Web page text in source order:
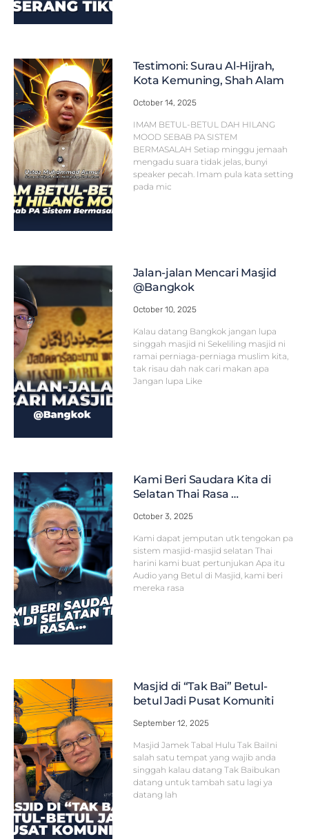
Testimoni: Surau Al-Hijrah,
Kota Kemuning, Shah Alam
October 14, 2025
IMAM BETUL-BETUL DAH HILANG
MOOD SEBAB PA SISTEM
BERMASALAH Setiap minggu jemaah
mengadu suara tidak jelas, bunyi
speaker pecah. Imam pula kata setting
pada mic
Jalan-jalan Mencari Masjid
@Bangkok
October 10, 2025
Kalau datang Bangkok jangan lupa
singgah masjid ni Sekeliling masjid ni
ramai perniaga-perniaga muslim kita,
tak risau dah nak cari makan apa
Jangan lupa Like
Kami Beri Saudara Kita di
Selatan Thai Rasa …
October 3, 2025
Kami dapat jemputan utk tengokan pa
sistem masjid-masjid selatan Thai
harini kami buat pertunjukan Apa itu
Audio yang Betul di Masjid, kami beri
mereka rasa
Masjid di “Tak Bai” Betul-
betul Jadi Pusat Komuniti
September 12, 2025
Masjid Jamek Tabal Hulu Tak BaiIni
salah satu tempat yang wajib anda
singgah kalau datang Tak Baibukan
datang untuk tambah satu lagi ya
datang lah